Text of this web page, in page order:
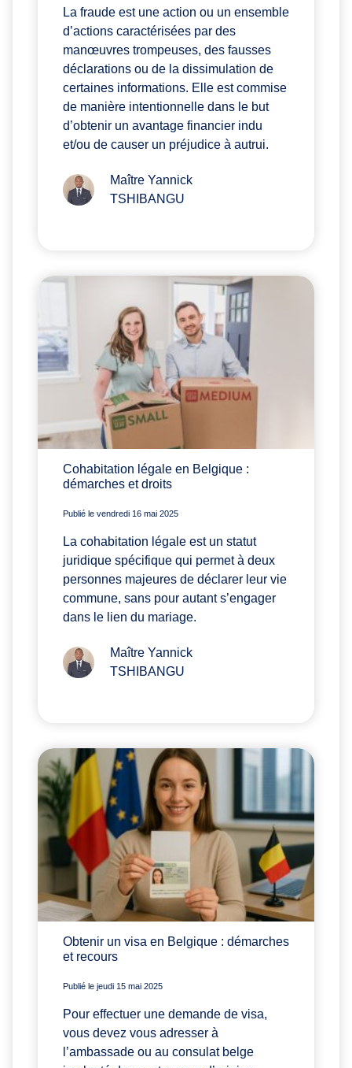
La fraude est une action ou un ensemble
d’actions caractérisées par des
manœuvres trompeuses, des fausses
déclarations ou de la dissimulation de
certaines informations. Elle est commise
de manière intentionnelle dans le but
d’obtenir un avantage financier indu
et/ou de causer un préjudice à autrui.
Maître Yannick
TSHIBANGU
Cohabitation légale en Belgique :
démarches et droits
Publié le vendredi 16 mai 2025
La cohabitation légale est un statut
juridique spécifique qui permet à deux
personnes majeures de déclarer leur vie
commune, sans pour autant s’engager
dans le lien du mariage.
Maître Yannick
TSHIBANGU
Obtenir un visa en Belgique : démarches
et recours
Publié le jeudi 15 mai 2025
Pour effectuer une demande de visa,
vous devez vous adresser à
l’ambassade ou au consulat belge